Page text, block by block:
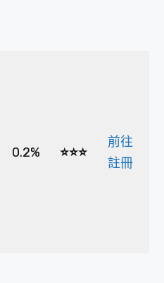
0.2% ⭐⭐⭐
前往
註冊